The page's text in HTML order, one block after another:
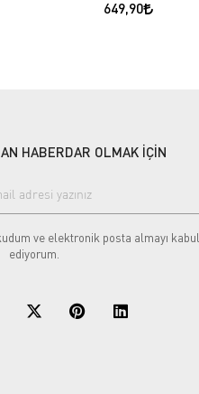
649,90
HABERDAR OLMAK İÇİN
ve elektronik posta almayı kabul
ediyorum.